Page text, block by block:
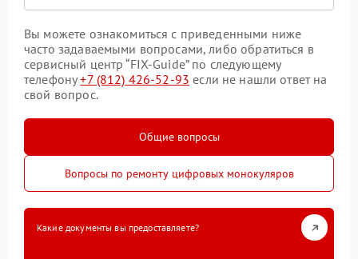
Вы можете ознакомиться с приведенными ниже
часто задаваемыми вопросами, либо обратиться в
сервисный центр “FIX-Guide” по следующему
телефону+7 (812) 426-52-93 если не нашли ответ на
свой вопрос.
Общие вопросы
Вопросы по ремонту цифровых монокуляров
Какие документы вы предоставляете?